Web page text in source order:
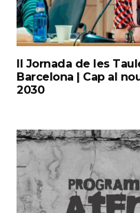
II Jornada de les
Barcelona | Cap al
2030